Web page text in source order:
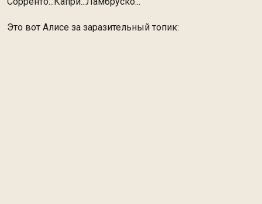
Это вот Алисе за заразительный топик: